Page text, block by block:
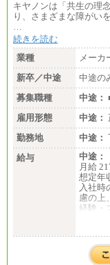
キヤノンは「共生の理
り、さまざまな障がい
…
続きを読む
業種
メーカ
新卒／中途
中途の
募集職種
中途：
雇用形態
中途：
勤務地
中途：
給与
中途：
月給
想定年
入社時
慮の上
経験・